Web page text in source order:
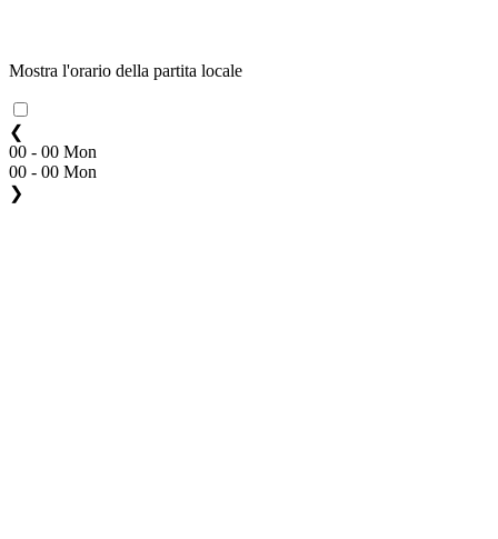
Mostra l'orario della partita locale
❮
00 - 00 Mon
00 - 00 Mon
❯